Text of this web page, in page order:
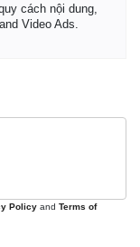
cách nội dung,
Video Ads.
Policy and Terms of